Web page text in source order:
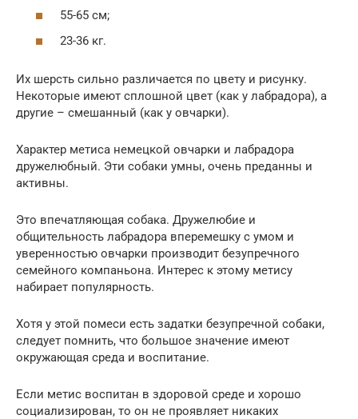
55-65 см;
23-36 кг.
Их шерсть сильно различается по цвету и рисунку.
Некоторые имеют сплошной цвет (как у лабрадора), а
другие – смешанный (как у овчарки).
Характер метиса немецкой овчарки и лабрадора
дружелюбный. Эти собаки умны, очень преданны и
активны.
Это впечатляющая собака. Дружелюбие и
общительность лабрадора вперемешку с умом и
уверенностью овчарки производит безупречного
семейного компаньона. Интерес к этому метису
набирает популярность.
Хотя у этой помеси есть задатки безупречной собаки,
следует помнить, что большое значение имеют
окружающая среда и воспитание.
Если метис воспитан в здоровой среде и хорошо
социализирован, то он не проявляет никаких